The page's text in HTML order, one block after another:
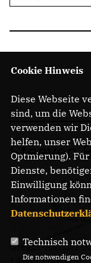
Steeven
Gregor-Mendel-
Cookie Hinweis
Diese Webseite
sind, um die
verwenden wir
helfen, unser
Optmierung).
Dienste,
Einwilligung
Informationen
Technisch
Die notwendigen